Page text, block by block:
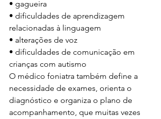
• gagueira
• dificuldades de aprendizagem
relacionadas à linguagem
• alterações de voz
• dificuldades de comunicação em
crianças com autismo
O médico foniatra também define a
necessidade de exames, orienta o
diagnóstico e organiza o plano de
acompanhamento, que muitas vezes